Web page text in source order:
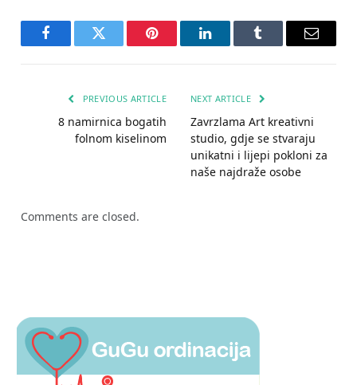
FacebookTwitter Pinterest LinkedInTumblr Email
PREVIOUS ARTICLE
8 namirnica bogatih
folnom kiselinom
NEXT ARTICLE
Zavrzlama Art kreativni
studio, gdje se stvaraju
unikatni i lijepi pokloni za
naše najdraže osobe
Comments are closed.